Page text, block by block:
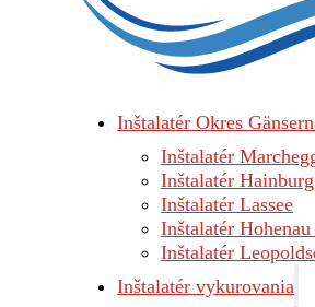
Inštalatér Okres
Inštalatér
Inštalatér Hainburg
Inštalatér Lassee
Inštalatér
Inštalatér
Inštalatér vykurovania